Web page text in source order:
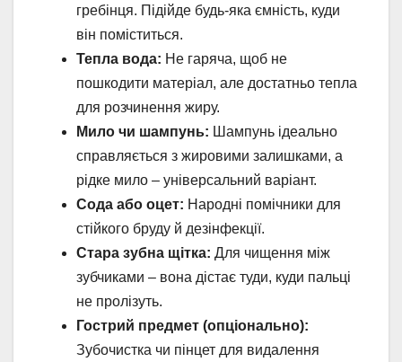
гребінця. Підійде будь-яка ємність, куди
він поміститься.
Тепла вода: Не гаряча, щоб не
пошкодити матеріал, але достатньо тепла
для розчинення жиру.
Мило чи шампунь: Шампунь ідеально
справляється з жировими залишками, а
рідке мило – універсальний варіант.
Сода або оцет: Народні помічники для
стійкого бруду й дезінфекції.
Стара зубна щітка: Для чищення між
зубчиками – вона дістає туди, куди пальці
не пролізуть.
Гострий предмет (опціонально):
Зубочистка чи пінцет для видалення